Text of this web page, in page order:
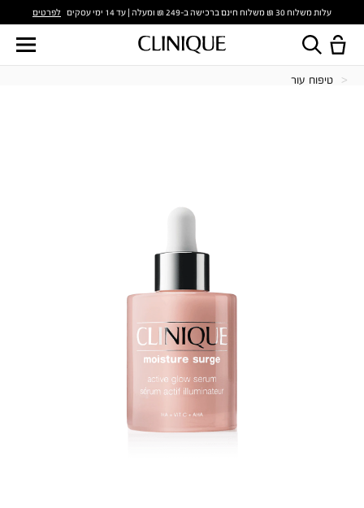
עלות משלוח 30 ₪ משלוח חינם ברכישה ב-249 ₪ ומעלה | עד 14 ימי עסקים לפרטים
טיפוח עור